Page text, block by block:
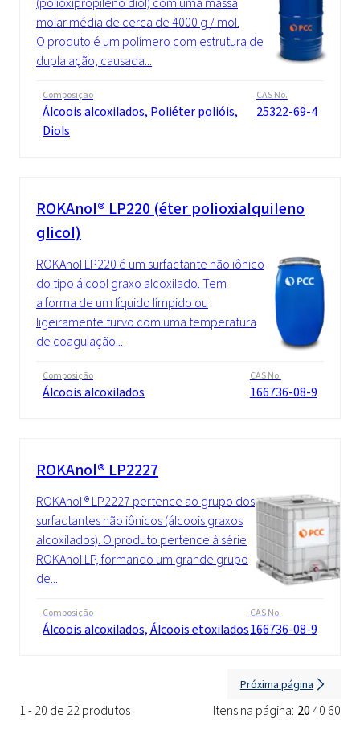
molar média de cerca de 4000 g / mol.
O produto é um polímero com estrutura de
dupla ação, causada...
Composição
Álcoois alcoxilados, Poliéter polióis,
Diols
CAS No.
25322-69-4
ROKAnol® LP220 (éter polioxialquileno
glicol)
ROKAnol LP220 é um surfactante não iônico
do tipo álcool graxo alcoxilado. Tem
a forma de um líquido límpido ou
ligeiramente turvo com uma temperatura
de coagulação...
Composição
Álcoois alcoxilados
CAS No.
166736-08-9
ROKAnol® LP2227
ROKAnol ® LP2227 pertence ao grupo dos
surfactantes não iônicos (álcoois graxos
alcoxilados). O produto pertence à série
ROKAnol LP, formando um grande grupo
de...
Composição
Álcoois alcoxilados, Álcoois etoxilados
CAS No.
166736-08-9
1 - 20 de 22 produtos Itens na página: 2040 60
Próxima página